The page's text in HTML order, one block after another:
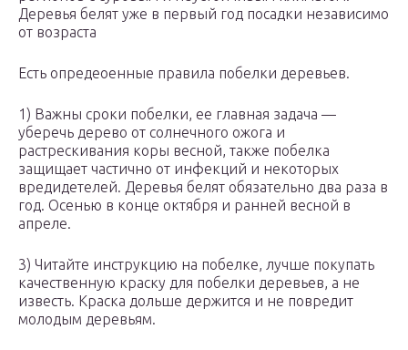
Деревья белят уже в первый год посадки независимо
от возраста
Есть опредеоенные правила побелки деревьев.
1) Важны сроки побелки, ее главная задача —
уберечь дерево от солнечного ожога и
растрескивания коры весной, также побелка
защищает частично от инфекций и некоторых
вредидетелей. Деревья белят обязательно два раза в
год. Осенью в конце октября и ранней весной в
апреле.
3) Читайте инструкцию на побелке, лучше покупать
качественную краску для побелки деревьев, а не
известь. Краска дольше держится и не повредит
молодым деревьям.